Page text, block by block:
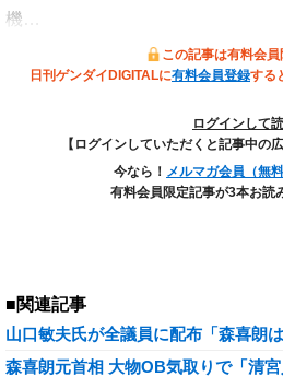
機…
この記事は有料会員
日刊ゲンダイDIGITALに有料会員登録する
ログインして
【ログインしていただくと記事中の
今なら！ メルマガ会員（無
有料会員限定記事が3本お読
■関連記事
山口敏夫氏が全議員に配布「森喜朗
森喜朗元首相 大物OB気取りで「清